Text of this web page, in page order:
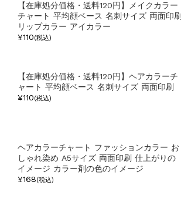
【在庫処分価格・送料120円】メイクカラー
チャート 平均顔ベース 名刺サイズ 両面印刷
リップカラー アイカラー
¥110(税込)
【在庫処分価格・送料120円】ヘアカラーチ
ャート 平均顔ベース 名刺サイズ 両面印刷
¥110(税込)
ヘアカラーチャート ファッションカラー お
しゃれ染め A5サイズ 両面印刷 仕上がりの
イメージ カラー剤の色のイメージ
¥168(税込)